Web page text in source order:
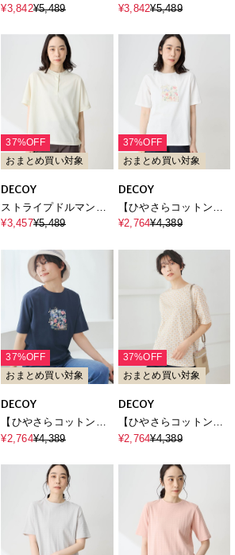
Blooomコラボ】鹿の子
接触冷感・UVカット】
¥3,842¥5,489
Blooomコラボ】鹿の子
接触冷感・UVカット】
¥3,842¥5,489
37%OFF
おまとめ買い対象
DECOY
ストライプドルマンカ
ットプルオーバー【接
¥3,457¥5,489
37%OFF
おまとめ買い対象
DECOY
【ひやさらコットン】
フラワープリントTシャ
感・UVカット】
¥2,764¥4,389
37%OFF
おまとめ買い対象
DECOY
【ひやさらコットン】
フラワープリントTシャ
感・UVカット】
¥2,764¥4,389
37%OFF
おまとめ買い対象
DECOY
【ひやさらコットン】
小紋柄プリントTシャツ
UVカット】
¥2,764¥4,389